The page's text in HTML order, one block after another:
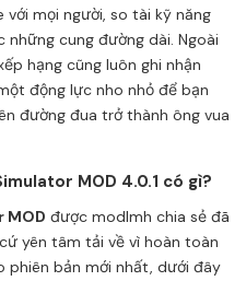
mọi người, so tài kỹ năng
những cung đường dài. Ngoài
hạng cũng luôn ghi nhận
động lực nho nhỏ để bạn
đường đua trở thành ông vua
MOD 4.0.1 có gì?
MOD được modlmh chia sẻ đã
yên tâm tải về vì hoàn toàn
phiên bản mới nhất, dưới đây